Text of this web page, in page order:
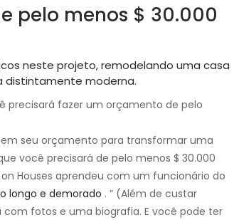
pelo menos $ 30.000
precisará fazer um orçamento de pelo
seu orçamento para transformar uma
você precisará de pelo menos $ 30.000
Houses aprendeu com um funcionário do
longo e demorado . ” (Além de custar
fotos e uma biografia. E você pode ter